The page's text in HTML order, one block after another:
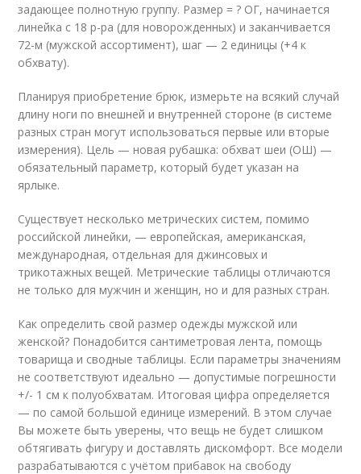
задающее полнотную группу. Размер = ? ОГ, начинается
линейка с 18 р-ра (для новорожденных) и заканчивается
72-м (мужской ассортимент), шаг — 2 единицы (+4 к
обхвату).
Планируя приобретение брюк, измерьте на всякий случай
длину ноги по внешней и внутренней стороне (в системе
разных стран могут использоваться первые или вторые
измерения). Цель — новая рубашка: обхват шеи (ОШ) —
обязательный параметр, который будет указан на
ярлыке.
Существует несколько метрических систем, помимо
российской линейки, — европейская, американская,
международная, отдельная для джинсовых и
трикотажных вещей. Метрические таблицы отличаются
не только для мужчин и женщин, но и для разных стран.
Как определить свой размер одежды мужской или
женской? Понадобится сантиметровая лента, помощь
товарища и сводные таблицы. Если параметры значениям
не соответствуют идеально — допустимые погрешности
+/- 1 см к полуобхватам. Итоговая цифра определяется
— по самой большой единице измерений. В этом случае
Вы можете быть уверены, что вещь не будет слишком
обтягивать фигуру и доставлять дискомфорт. Все модели
разрабатываются с учётом прибавок на свободу